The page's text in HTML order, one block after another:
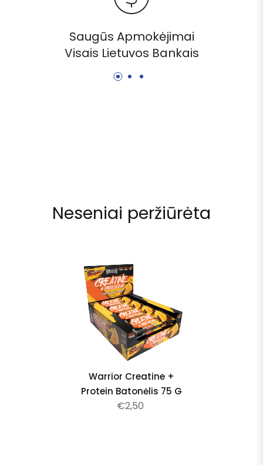
Saugūs Apmokėjimai
Visais Lietuvos Bankais
Neseniai peržiūrėta
Warrior Creatine +
Protein Batonėlis 75 G
€2,50